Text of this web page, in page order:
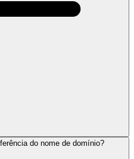
do nome de domínio?